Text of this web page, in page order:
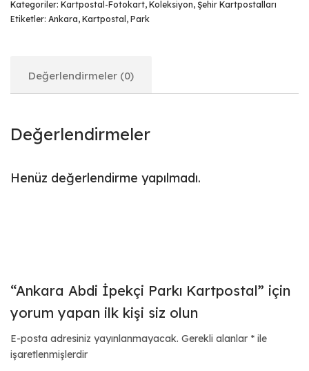
Kategoriler: Kartpostal-Fotokart, Koleksiyon, Şehir Kartpostalları
Etiketler: Ankara, Kartpostal , Park
Değerlendirmeler (0)
Değerlendirmeler
Henüz değerlendirme yapılmadı.
“Ankara Abdi İpekçi Parkı Kartpostal” için
yorum yapan ilk kişi siz olun
E-posta adresiniz yayınlanmayacak. Gerekli alanlar * ile
işaretlenmişlerdir